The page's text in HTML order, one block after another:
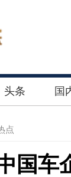
头条 国
点
国车